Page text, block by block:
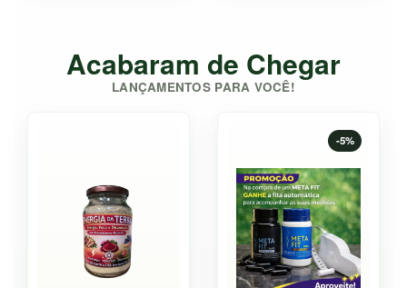
Acabaram de Chegar
LANÇAMENTOS PARA VOCÊ!
-5%